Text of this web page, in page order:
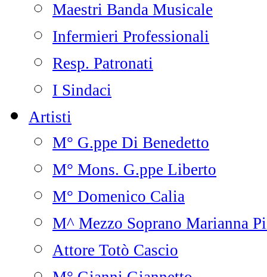
Maestri Banda Musicale
Infermieri Professionali
Resp. Patronati
I Sindaci
Artisti
M° G.ppe Di Benedetto
M° Mons. G.ppe Liberto
M° Domenico Calia
M^ Mezzo Soprano Marianna
Attore Totò Cascio